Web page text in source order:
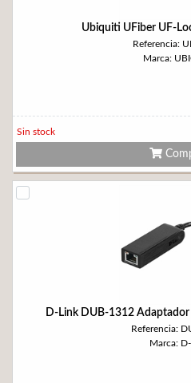
Ubiquiti UFiber UF-
Referencia:
Marca:
Sin stock
D-Link DUB-1312
Referencia:
Marca: